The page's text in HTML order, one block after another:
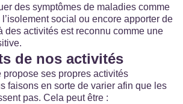
des symptômes de maladies comme
social ou encore apporter de
des activités est reconnu comme une
de nos activités
ses propres activités
faisons en sorte de varier afin que les
pas. Cela peut être :